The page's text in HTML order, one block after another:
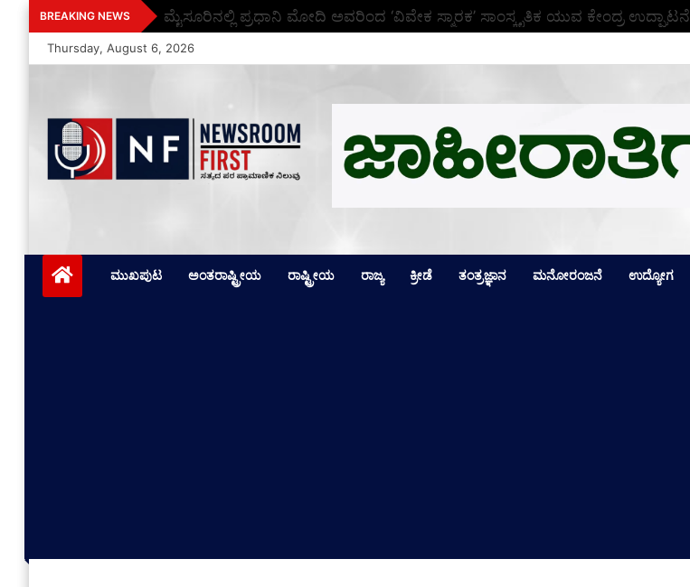
Skip
to
content
BREAKING NEWS ಮೈಸೂರಿನಲ್ಲಿ ಪ್ರಧಾನಿ ಮೋದಿ ಅವರಿಂದ ‘ವಿವೇಕ ಸ್ಮಾರಕ’ ಸಾಂಸ್ಕೃತಿಕ ಯುವ ಕೇಂದ್ರ ಉದ್ಘಾಟನೆ
Thursday, August 6, 2026
ಮುಖಪುಟ ಅಂತರಾಷ್ಟ್ರೀಯ ರಾಷ್ಟ್ರೀಯ ರಾಜ್ಯ ಕ್ರೀಡೆ ತಂತ್ರಜ್ಞಾನ ಮನೋರಂಜನೆ ಉದ್ಯೋಗ